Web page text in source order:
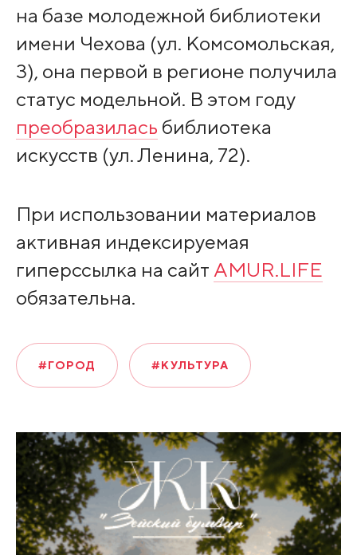
на базе молодежной библиотеки
имени Чехова (ул. Комсомольская,
3), она первой в регионе получила
статус модельной. В этом году
преобразилась библиотека
искусств (ул. Ленина, 72).
При использовании материалов
активная индексируемая
гиперссылка на сайт AMUR.LIFE
обязательна.
#ГОРОД #КУЛЬТУРА